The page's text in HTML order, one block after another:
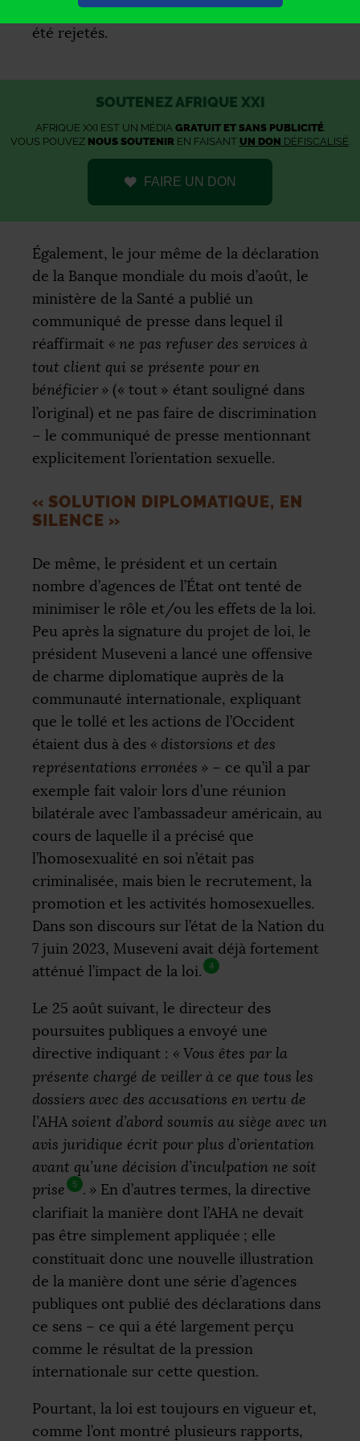
questions. Et, en effet, ces deux points ont
été rejetés.
SOUTENEZ AFRIQUE XXI
AFRIQUE XXI EST UN MÉDIA GRATUIT ET SANS PUBLICITÉ.
VOUS POUVEZ NOUS SOUTENIR EN FAISANT UN DON DÉFISCALISÉ
FAIRE UN DON
Également, le jour même de la déclaration
de la Banque mondiale du mois d’août, le
ministère de la Santé a publié un
communiqué de presse dans lequel il
réaffirmait « ne pas refuser des services à
tout client qui se présente pour en
bénéficier » (« tout » étant souligné dans
l’original) et ne pas faire de discrimination
– le communiqué de presse mentionnant
explicitement l’orientation sexuelle.
« SOLUTION DIPLOMATIQUE, EN
SILENCE »
De même, le président et un certain
nombre d’agences de l’État ont tenté de
minimiser le rôle et/ou les effets de la loi.
Peu après la signature du projet de loi, le
président Museveni a lancé une offensive
de charme diplomatique auprès de la
communauté internationale, expliquant
que le tollé et les actions de l’Occident
étaient dus à des « distorsions et des
représentations erronées » – ce qu’il a par
exemple fait valoir lors d’une réunion
bilatérale avec l’ambassadeur américain, au
cours de laquelle il a précisé que
l’homosexualité en soi n’était pas
criminalisée, mais bien le recrutement, la
promotion et les activités homosexuelles.
Dans son discours sur l’état de la Nation du
7 juin 2023, Museveni avait déjà fortement
atténué l’impact de la loi.
4
Le 25 août suivant, le directeur des
poursuites publiques a envoyé une
directive indiquant : « Vous êtes par la
présente chargé de veiller à ce que tous les
dossiers avec des accusations en vertu de
l’AHA soient d’abord soumis au siège avec un
avis juridique écrit pour plus d’orientation
avant qu’une décision d’inculpation ne soit
prise
5 . » En d’autres termes, la directive
clarifiait la manière dont l’AHAne devait
pas être simplement appliquée ; elle
constituait donc une nouvelle illustration
de la manière dont une série d’agences
publiques ont publié des déclarations dans
ce sens – ce qui a été largement perçu
comme le résultat de la pression
internationale sur cette question.
Pourtant, la loi est toujours en vigueur et,
comme l’ont montré plusieurs rapports,